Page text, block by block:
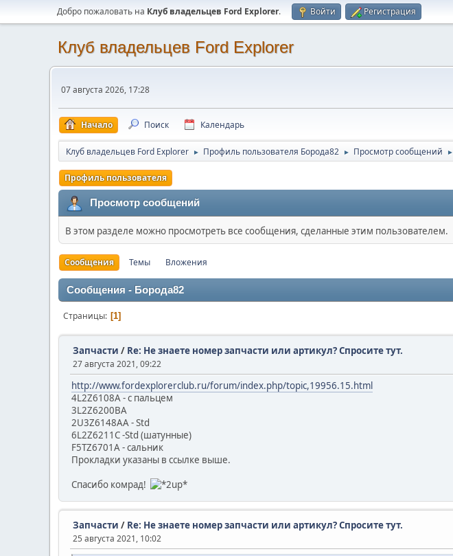
Добро пожаловать на Клуб владельцев Ford Explorer. Войти Регистрация
Клуб владельцев Ford Explorer
07 августа 2026, 17:28
Начало Поиск Календарь
Клуб владельцев Ford Explorer ► Профиль пользователя Борода82 ► Просмотр сообщений ►
Профиль пользователя
Просмотр сообщений
В этом разделе можно просмотреть все сообщения, сделанные этим пользователем.
Сообщения Темы Вложения
Сообщения - Борода82
Страницы 1
Запчасти / Re: Не знаете номер запчасти или артикул? Спросите тут.
27 августа 2021, 09:22
http://www.fordexplorerclub.ru/forum/index.php/topic,19956.15.html
4L2Z6108A - с пальцем
3L2Z6200BA
2U3Z6148AA - Std
6L2Z6211C -Std (шатунные)
F5TZ6701A - сальник
Прокладки указаны в ссылке выше.
Спасибо комрад!
Запчасти / Re: Не знаете номер запчасти или артикул? Спросите тут.
25 августа 2021, 10:02